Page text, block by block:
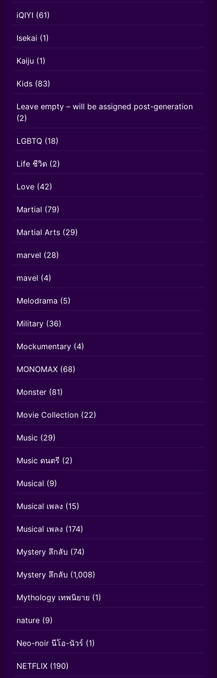
iQIYI (61)
Isekai (1)
Kaiju (1)
Kids (83)
Leave empty – will be assigned post-generation
(2)
LGBTQ (18)
Life ชีวิต (2)
Love (42)
Martial (79)
Martial Arts (29)
marvel (28)
mavel (4)
Melodrama (5)
Military (36)
Mockumentary (4)
MONOMAX (68)
Monster (81)
Movie Collection (22)
Music (29)
Music ดนตรี (2)
Musical (9)
Musical เพลง (15)
Musical เพลง (174)
Mystery ลึกลับ (74)
Mystery ลึกลับ (1,008)
Mythology เทพนิยาย (1)
nature (9)
Neo-noir นีโอ-นัวร์ (1)
NETFLIX (190)